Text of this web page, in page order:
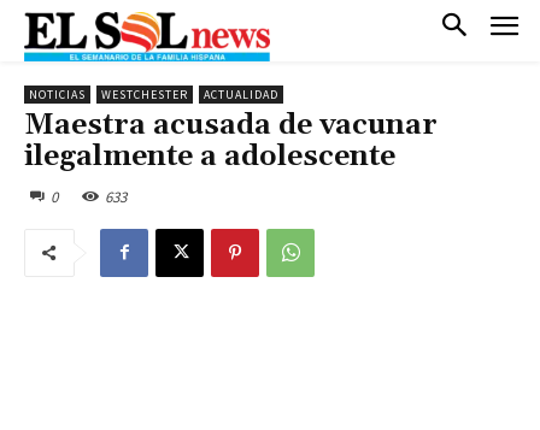
NOTICIAS WESTCHESTER ACTUALIDAD
Maestra acusada de vacunar
ilegalmente a adolescente
0 633